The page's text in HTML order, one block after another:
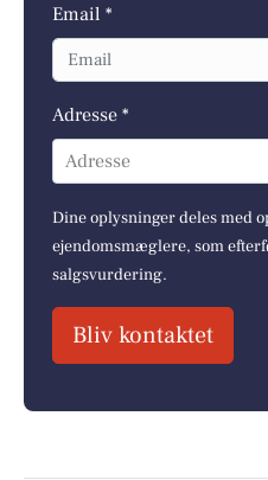
Email *
Adresse *
Adresse
Dine oplysninger deles med
ejendomsmæglere, som
salgsvurdering.
Bliv kontaktet